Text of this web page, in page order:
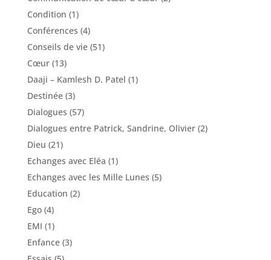
Condition (1)
Conférences (4)
Conseils de vie(51)
Cœur(13)
Daaji – Kamlesh D. Patel (1)
Destinée(3)
Dialogues (57)
Dialogues entre Patrick, Sandrine, Olivier(2)
Dieu (21)
Echanges avec Eléa (1)
Echanges avec les Mille Lunes (5)
Education (2)
Ego(4)
EMI (1)
Enfance(3)